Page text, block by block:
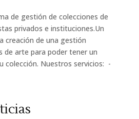
de gestión de colecciones de
privados e instituciones.Un
creación de una gestión
de arte para poder tener un
colección. Nuestros servicios: -